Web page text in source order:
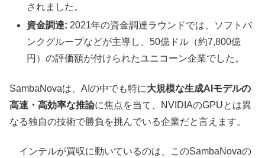
されました。
資金調達: 2021年の資金調達ラウンドでは、ソフトバ
ンクグループなどが主導し、50億ドル（約7,800億
円）の評価額が付けられたユニコーン企業でした。
SambaNovaは、AIの中でも特に大規模な生成AIモデルの
高速・高効率な推論に焦点を当て、NVIDIAのGPUとは異
なる独自の技術で勝負を挑んでいる企業だと言えます。
インテルが買収に動いているのは、このSambaNovaの